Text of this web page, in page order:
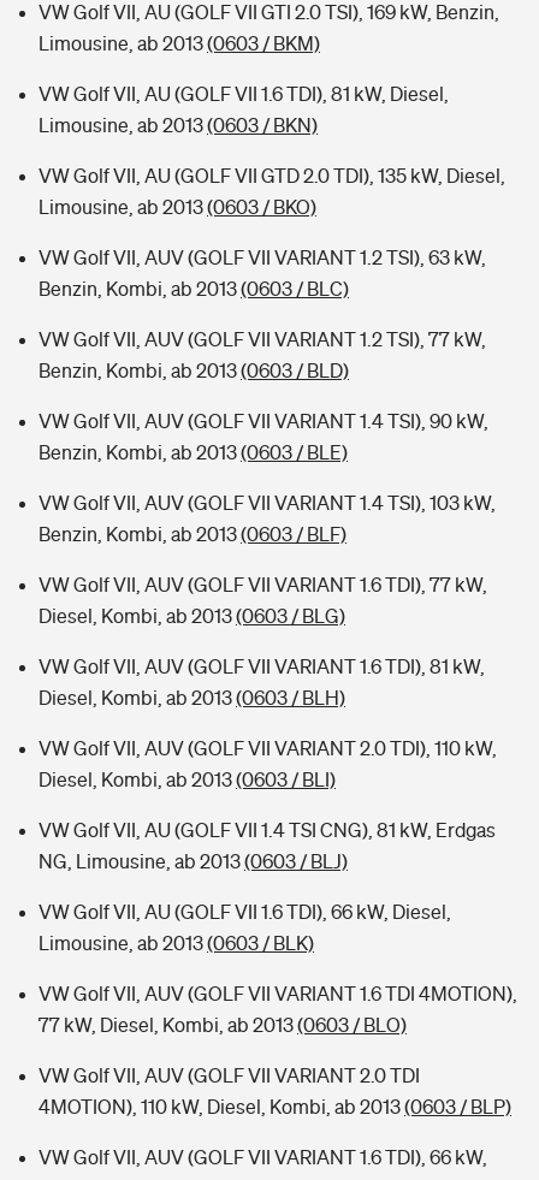
VW Golf VII, AU (GOLF VII GTI 2.0 TSI), 169 kW, Benzin,
Limousine, ab 2013(0603 / BKM)
VW Golf VII, AU (GOLF VII 1.6 TDI), 81 kW, Diesel,
Limousine, ab 2013(0603 / BKN)
VW Golf VII, AU (GOLF VII GTD 2.0 TDI), 135 kW, Diesel,
Limousine, ab 2013(0603 / BKO)
VW Golf VII, AUV (GOLF VII VARIANT 1.2 TSI), 63 kW,
Benzin, Kombi, ab 2013(0603 / BLC)
VW Golf VII, AUV (GOLF VII VARIANT 1.2 TSI), 77 kW,
Benzin, Kombi, ab 2013(0603 / BLD)
VW Golf VII, AUV (GOLF VII VARIANT 1.4 TSI), 90 kW,
Benzin, Kombi, ab 2013(0603 / BLE)
VW Golf VII, AUV (GOLF VII VARIANT 1.4 TSI), 103 kW,
Benzin, Kombi, ab 2013(0603 / BLF)
VW Golf VII, AUV (GOLF VII VARIANT 1.6 TDI), 77 kW,
Diesel, Kombi, ab 2013(0603 / BLG)
VW Golf VII, AUV (GOLF VII VARIANT 1.6 TDI), 81 kW,
Diesel, Kombi, ab 2013(0603 / BLH)
VW Golf VII, AUV (GOLF VII VARIANT 2.0 TDI), 110 kW,
Diesel, Kombi, ab 2013(0603 / BLI)
VW Golf VII, AU (GOLF VII 1.4 TSI CNG), 81 kW, Erdgas
NG, Limousine, ab 2013(0603 / BLJ)
VW Golf VII, AU (GOLF VII 1.6 TDI), 66 kW, Diesel,
Limousine, ab 2013(0603 / BLK)
VW Golf VII, AUV (GOLF VII VARIANT 1.6 TDI 4MOTION),
77 kW, Diesel, Kombi, ab 2013(0603 / BLO)
VW Golf VII, AUV (GOLF VII VARIANT 2.0 TDI
4MOTION), 110 kW, Diesel, Kombi, ab 2013(0603 / BLP)
VW Golf VII, AUV (GOLF VII VARIANT 1.6 TDI), 66 kW,